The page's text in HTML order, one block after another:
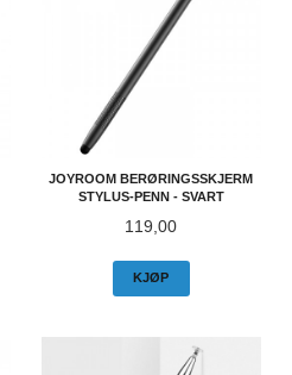
JOYROOM BERØRINGSSKJERM
STYLUS-PENN - SVART
Pris
119,00
KJØP